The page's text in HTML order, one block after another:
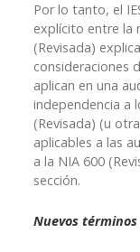
Por lo tanto, el
explícito entre la
(Revisada)
consideraciones
aplican en una
independencia a
(Revisada) (u
aplicables a las
a la NIA 600
sección.
Nuevos